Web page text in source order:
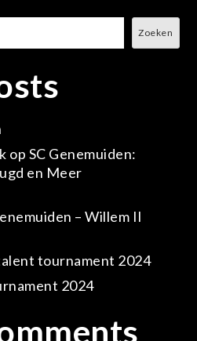
Zoeken
SC Genemuiden:
en Meer
– Willem II
tournament 2024
2024